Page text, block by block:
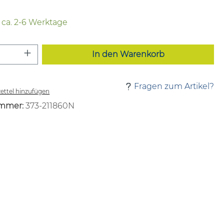
2-6 Werktage
Anzahl: Gib den gewünschten Wert
In den Warenkorb
hinzufügen
Fragen zum Artikel?
373-211860N